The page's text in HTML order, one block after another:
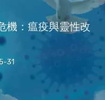
機：瘟疫與靈性改
31